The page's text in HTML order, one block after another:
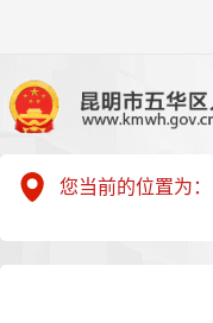
您当前的位置为：